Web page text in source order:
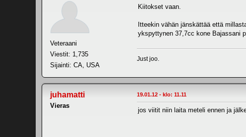
Veteraani
Viestit: 1,735
Sijainti: CA, USA
Kiitokset vaan.
Itteekin vähän jänskättää että
ykspyttynen 37,7cc kone Bajassani
Just joo.
juhamatti
Vieras
19.01.12 - klo: 11.11
jos viitit niin laita meteli ennen ja